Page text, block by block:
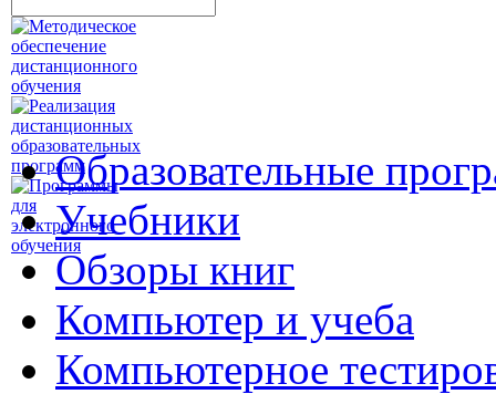
Образовательные
Учебники
Обзоры книг
Компьютер и учеба
Компьютерное